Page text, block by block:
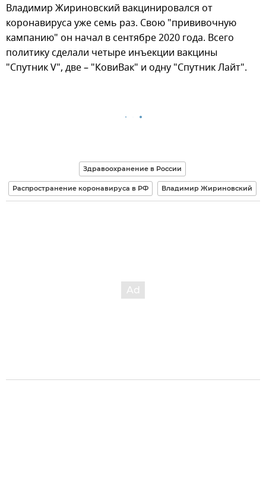
Владимир Жириновский вакцинировался от
коронавируса уже семь раз. Свою "прививочную
кампанию" он начал в сентябре 2020 года. Всего
политику сделали четыре инъекции вакцины
"Спутник V", две – "КовиВак" и одну "Спутник Лайт".
Здравоохранение в России
Распространение коронавируса в РФ Владимир Жириновский